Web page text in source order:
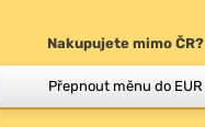
pruty
Nakupujete mimo ČR?
Přepnout měnu do EUR